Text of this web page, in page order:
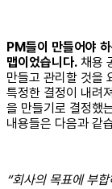
PM들이 만들어야
맵이었습니다. 채용
만들고 관리할 것을
특정한 결정이 내려
을 만들기로 결정했
내용들은 다음과 같
“회사의 목표에 부